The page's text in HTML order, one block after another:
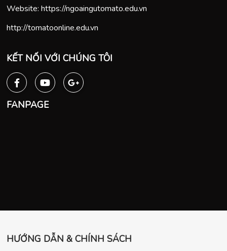
Website: https://ngoaingutomato.edu.vn
http://tomatoonline.edu.vn
KẾT NỐI VỚI CHÚNG TÔI
FANPAGE
HƯỚNG DẪN & CHÍNH SÁCH